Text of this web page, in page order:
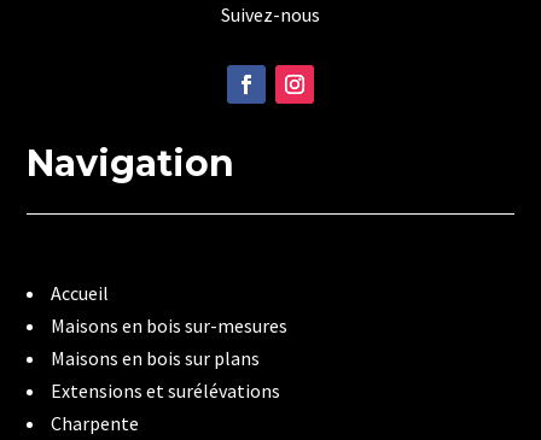
Suivez-nous
Navigation
Accueil
Maisons en bois sur-mesures
Maisons en bois sur plans
Extensions et surélévations
Charpente